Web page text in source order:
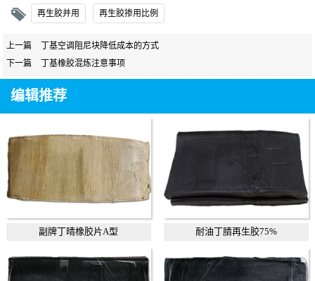
再生胶并用 再生胶掺用比例
上一篇
丁基空调阻尼块降低成本的方式
下一篇
丁基橡胶混炼注意事项
编辑推荐
副牌丁晴橡胶片A型 耐油丁腈再生胶75%